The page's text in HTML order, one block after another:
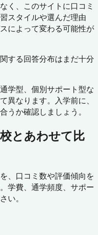
く、このサイトに口コミ
スタイルや選んだ理由
によって変わる可能性が
する回答分布はまだ十分
学型、個別サポート型な
異なります。入学前に、
うか確認しましょう。
とあわせて比
、口コミ数や評価傾向を
学費、通学頻度、サポー
い。